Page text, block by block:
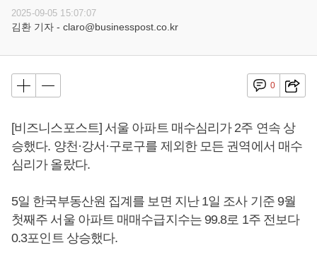
2025-09-05 15:07:07
김환 기자 - claro@businesspost.co.kr
0
[비즈니스포스트] 서울 아파트 매수심리가 2주 연속 상
승했다. 양천·강서·구로구를 제외한 모든 권역에서 매수
심리가 올랐다.
5일 한국부동산원 집계를 보면 지난 1일 조사 기준 9월
첫째주 서울 아파트 매매수급지수는 99.8로 1주 전보다
0.3포인트 상승했다.